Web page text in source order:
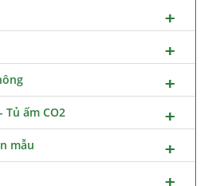
Tủ ấm CO2
mẫu